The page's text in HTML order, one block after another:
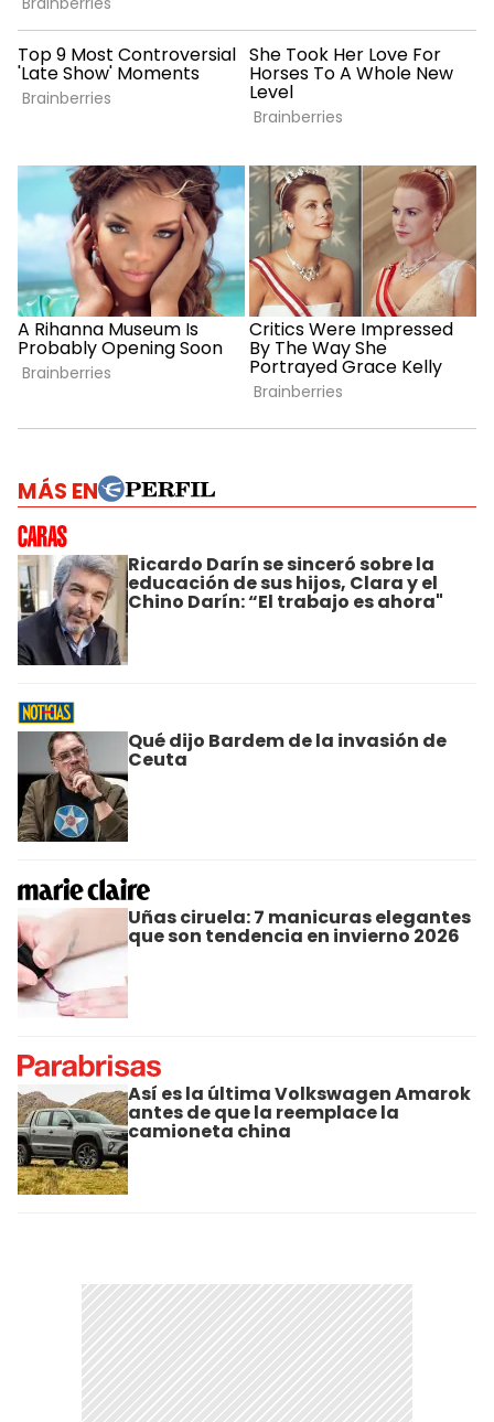
MÁS EN
Ricardo Darín se sinceró sobre la
educación de sus hijos, Clara y el
Chino Darín: “El trabajo es ahora"
Qué dijo Bardem de la invasión de
Ceuta
Uñas ciruela: 7 manicuras elegantes
que son tendencia en invierno 2026
Así es la última Volkswagen Amarok
antes de que la reemplace la
camioneta china